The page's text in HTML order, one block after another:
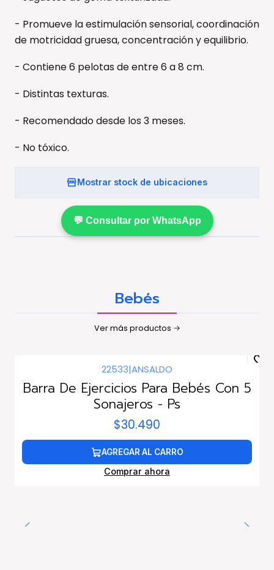
- Promueve la estimulación sensorial, coordinación
de motricidad gruesa, concentración y equilibrio.
- Contiene 6 pelotas de entre 6 a 8 cm.
- Distintas texturas.
- Recomendado desde los 3 meses.
- No tóxico.
Mostrar stock de ubicaciones
💬 Consultar por WhatsApp
Bebés
Ver más productos
22533|ANSALDO
Barra De Ejercicios Para Bebés Con 5
Sonajeros - Ps
$30.490
AGREGAR AL CARRO
Comprar ahora